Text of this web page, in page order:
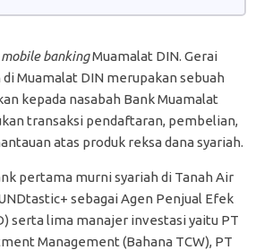
mobile bankingMuamalat DIN. Gerai
di Muamalat DIN merupakan sebuah
kepada nasabah Bank Muamalat
transaksi pendaftaran, pembelian,
atas produk reksa dana syariah.
pertama murni syariah di Tanah Air
sebagai Agen Penjual Efek
serta lima manajer investasi yaitu PT
Management (Bahana TCW), PT